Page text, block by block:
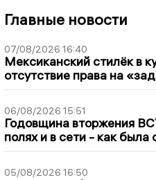
Главные новости
07/08/2026 16:40
Мексиканский стилёк в
отсутствие права на
06/08/2026 15:51
Годовщина вторжения
полях и в сети - как
05/08/2026 16:50